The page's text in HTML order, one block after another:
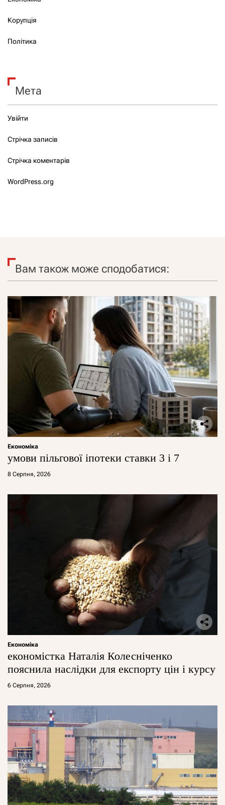
Корупція
Політика
Мета
Увійти
Стрічка записів
Стрічка коментарів
WordPress.org
Вам також може сподобатися:
Економіка
умови пільгової іпотеки ставки 3 і 7
8 Серпня, 2026
Економіка
економістка Наталія Колесніченко
пояснила наслідки для експорту цін і курсу
6 Серпня, 2026